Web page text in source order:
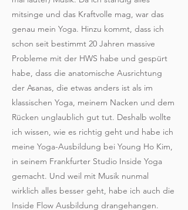
mitsinge und das Kraftvolle mag, war das
genau mein Yoga. Hinzu kommt, dass ich
schon seit bestimmt 20 Jahren massive
Probleme mit der HWS habe und gespürt
habe, dass die anatomische Ausrichtung
der Asanas, die etwas anders ist als im
klassischen Yoga, meinem Nacken und dem
Rücken unglaublich gut tut. Deshalb wollte
ich wissen, wie es richtig geht und habe ich
meine Yoga-Ausbildung bei Young Ho Kim,
in seinem Frankfurter Studio Inside Yoga
gemacht. Und weil mit Musik nunmal
wirklich alles besser geht, habe ich auch die
Inside Flow Ausbildung drangehangen.